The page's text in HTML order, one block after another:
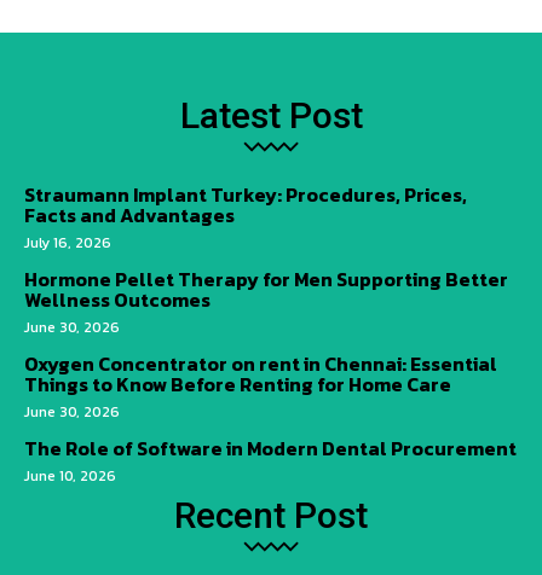
Latest Post
Straumann Implant Turkey: Procedures, Prices,
Facts and Advantages
July 16, 2026
Hormone Pellet Therapy for Men Supporting Better
Wellness Outcomes
June 30, 2026
Oxygen Concentrator on rent in Chennai: Essential
Things to Know Before Renting for Home Care
June 30, 2026
The Role of Software in Modern Dental Procurement
June 10, 2026
Recent Post